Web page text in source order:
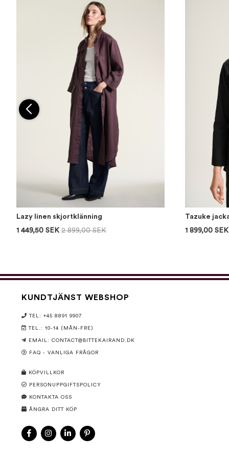
Lazy linen skjortklänning
1 449,50 SEK 2 899,00 SEK
Tazuke
1 899,00 SEK
KUNDTJÄNST WEBSHOP
TEL: +45 8891 9907
TEL.: 10-14 (MÅN-FRE)
EMAIL: CONTACT@BITTEKAIRAND.DK
FAQ - VANLIGA FRÅGOR
KÖPVILLKOR
PERSONUPPGIFTSPOLICY
KONTAKTA OSS
ÅNGRA DITT KÖP